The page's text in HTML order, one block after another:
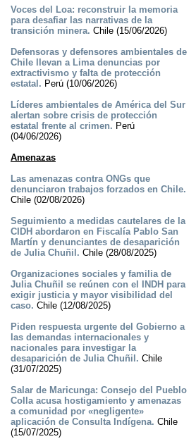
Voces del Loa: reconstruir la memoria
para desafiar las narrativas de la
transición minera. Chile (15/06/2026)
Defensoras y defensores ambientales de
Chile llevan a Lima denuncias por
extractivismo y falta de protección
estatal. Perú (10/06/2026)
Líderes ambientales de América del Sur
alertan sobre crisis de protección
estatal frente al crimen. Perú
(04/06/2026)
Amenazas
Las amenazas contra ONGs que
denunciaron trabajos forzados en Chile.
Chile (02/08/2026)
Seguimiento a medidas cautelares de la
CIDH abordaron en Fiscalía Pablo San
Martín y denunciantes de desaparición
de Julia Chuñil. Chile (28/08/2025)
Organizaciones sociales y familia de
Julia Chuñil se reúnen con el INDH para
exigir justicia y mayor visibilidad del
caso. Chile (12/08/2025)
Piden respuesta urgente del Gobierno a
las demandas internacionales y
nacionales para investigar la
desaparición de Julia Chuñil. Chile
(31/07/2025)
Salar de Maricunga: Consejo del Pueblo
Colla acusa hostigamiento y amenazas
a comunidad por «negligente»
aplicación de Consulta Indígena. Chile
(15/07/2025)